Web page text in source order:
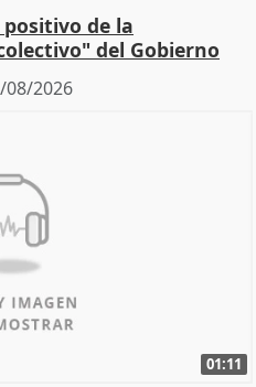
de la
del Gobierno
08/2026
01:11